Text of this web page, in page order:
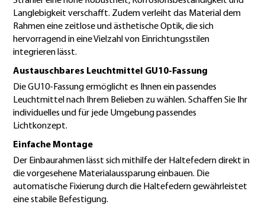
Langlebigkeit verschafft. Zudem verleiht das Material dem
Rahmen eine zeitlose und ästhetische Optik, die sich
hervorragend in eine Vielzahl von Einrichtungsstilen
integrieren lässt.
Austauschbares Leuchtmittel GU10-Fassung
Die GU10-Fassung ermöglicht es Ihnen ein passendes
Leuchtmittel nach Ihrem Belieben zu wählen. Schaffen Sie Ihr
individuelles und für jede Umgebung passendes
Lichtkonzept.
Einfache Montage
Der Einbaurahmen lässt sich mithilfe der Haltefedern direkt in
die vorgesehene Materialaussparung einbauen. Die
automatische Fixierung durch die Haltefedern gewährleistet
eine stabile Befestigung.